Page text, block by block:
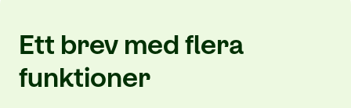
Ett brev med flera
funktioner